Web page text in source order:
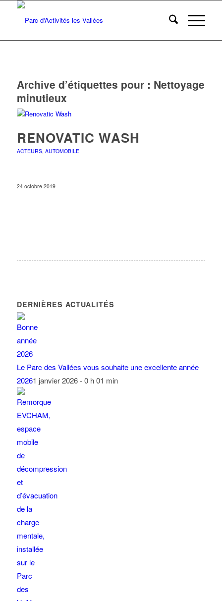
Archive d’étiquettes pour : Nettoyage
minutieux
RENOVATIC WASH
ACTEURS, AUTOMOBILE
24 octobre 2019
DERNIÈRES ACTUALITÉS
Le Parc des Vallées vous souhaite une excellente année
20261 janvier 2026 - 0 h 01 min